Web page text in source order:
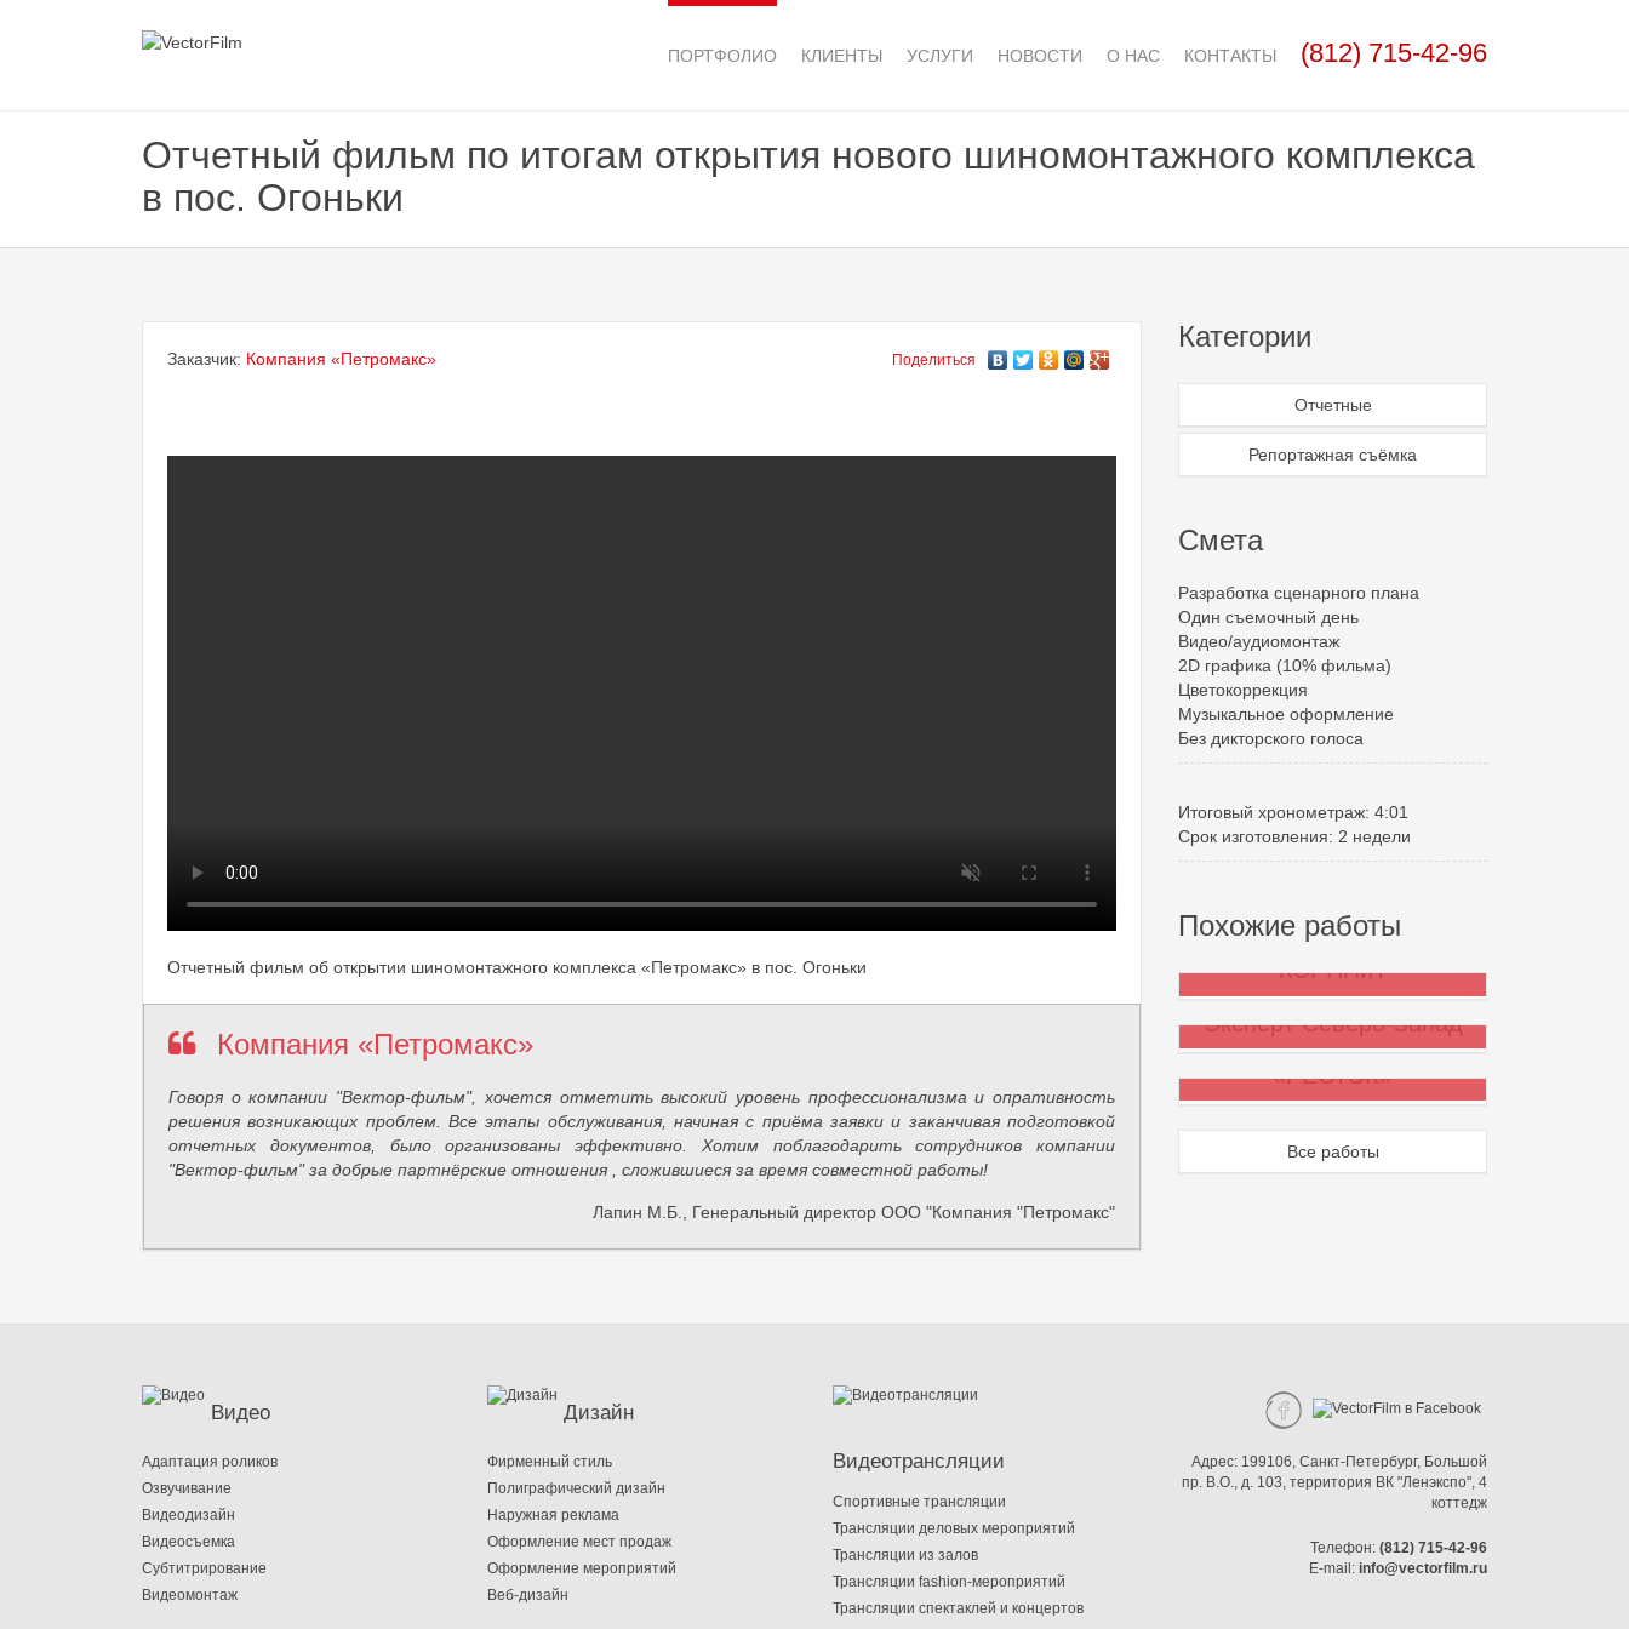
(812) 715-42-96
ПОРТФОЛИО КЛИЕНТЫ УСЛУГИ НОВОСТИ О НАС КОНТАКТЫ
Отчетный фильм по итогам открытия нового шиномонтажного комплекса
в пос. Огоньки
Заказчик: Компания «Петромакс» Поделиться
Отчетный фильм об открытии шиномонтажного комплекса «Петромакс» в пос. Огоньки
Компания «Петромакс»
Говоря о компании "Вектор-фильм", хочется отметить высокий уровень профессионализма и опративность
решения возникающих проблем. Все этапы обслуживания, начиная с приёма заявки и заканчивая подготовкой
отчетных документов, было организованы эффективно. Хотим поблагодарить сотрудников компании
"Вектор-фильм" за добрые партнёрские отношения , сложившиеся за время совместной работы!
Лапин М.Б., Генеральный директор ООО "Компания "Петромакс"
Категории
Отчетные
Репортажная съёмка
Смета
Разработка сценарного плана
Один съемочный день
Видео/аудиомонтаж
2D графика (10% фильма)
Цветокоррекция
Музыкальное оформление
Без дикторского голоса
Итоговый хронометраж: 4:01
Срок изготовления: 2 недели
Похожие работы
КЭРППиТ
Эксперт Северо-Запад
Группа предприятий
«РЕСТЭК»
Все работы
Видео
Адаптация роликов
Озвучивание
Видеодизайн
Видеосъемка
Субтитрирование
Видеомонтаж
Дизайн
Фирменный стиль
Полиграфический дизайн
Наружная реклама
Оформление мест продаж
Оформление мероприятий
Веб-дизайн
Видеотрансляции
Cпортивные трансляции
Трансляции деловых мероприятий
Трансляции из залов
Трансляции fashion-мероприятий
Трансляции спектаклей и концертов
Адрес: 199106, Санкт-Петербург, Большой
пр. В.О.
д. 103 территория ВК "Ленэкспо" 4
коттедж
Телефон: (812) 715-42-96
E-mail: info@vectorfilm.ru